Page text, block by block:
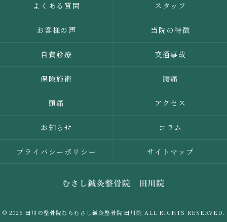
よくある質問 スタッフ
お客様の声 当院の特徴
自費診療 交通事故
保険施術 腰痛
頭痛 アクセス
お知らせ コラム
プライバシーポリシー サイトマップ
© 2026 田川の整骨院ならむさし鍼灸整骨院 田川院 ALL RIGHTS RESERVED.